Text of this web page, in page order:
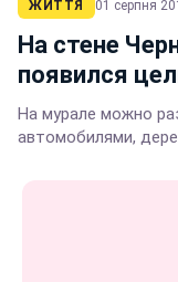
ЖИТТЯ 01 серпня
На стене
появился
На мурале можно
автомобилями,